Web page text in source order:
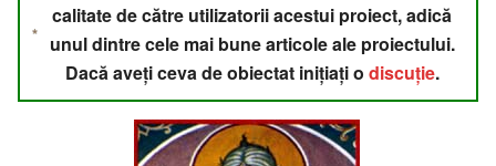
calitate de către utilizatorii acestui proiect, adică
unul dintre cele mai bune articole ale proiectului.
Dacă aveți ceva de obiectat inițiați o discuție.